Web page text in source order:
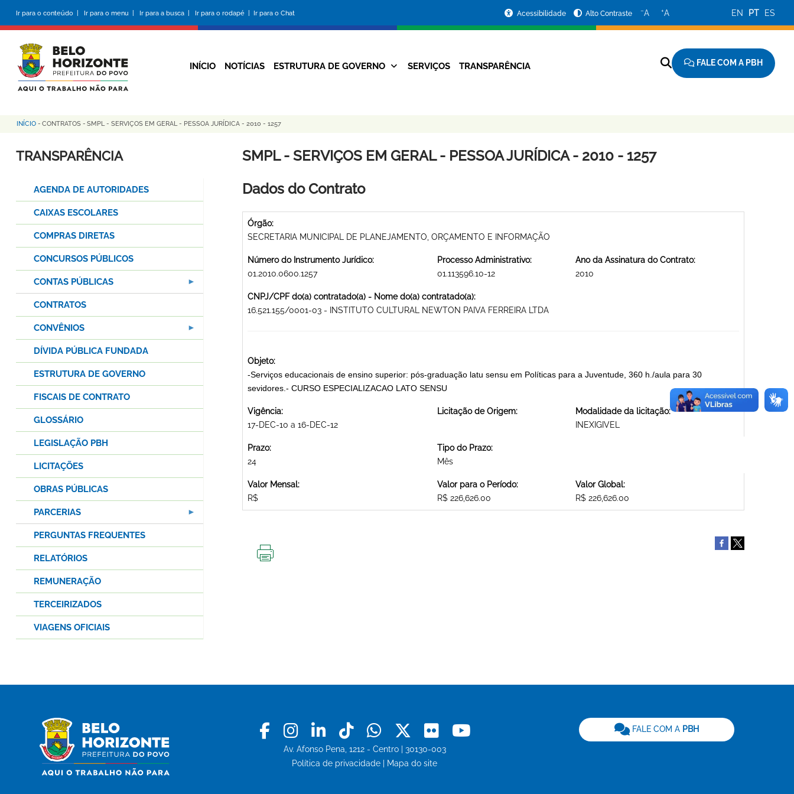
conteúdo
principal
Ir para o conteúdo | Ir para o menu | Ir para a busca | Ir para o rodapé | Ir para o Chat
da
Prefeitura
Acessibilidade Alto Contraste −A +A EN PT ES
Navegação
INÍCIO NOTÍCIAS ESTRUTURA DE GOVERNO SERVIÇOS TRANSPARÊNCIA FALE COM A PBH
Trilha
de
INÍCIO - CONTRATOS - SMPL - SERVIÇOS EM GERAL - PESSOA JURÍDICA - 2010 - 1257
SMPL - SERVIÇOS EM GERAL - PESSOA JURÍDICA - 2010 - 1257
Dados do Contrato
Órgão:
SECRETARIA MUNICIPAL DE PLANEJAMENTO, ORÇAMENTO E INFORMAÇÃO
Número do Instrumento Jurídico:
01.2010.0600.1257
Processo Administrativo:
01.113596.10-12
Ano da Assinatura do Contrato:
2010
CNPJ/CPF do(a) contratado(a) - Nome do(a) contratado(a):
16.521.155/0001-03 - INSTITUTO CULTURAL NEWTON PAIVA FERREIRA LTDA
Objeto:
-Serviços educacionais de ensino superior: pós-graduação latu sensu em Políticas para a Juventude, 360 h./aula para 30
sevidores.- CURSO ESPECIALIZACAO LATO SENSU
Vigência:
17-DEC-10 a 16-DEC-12
Licitação de Origem:
Modalidade da licitação:
INEXIGIVEL
Prazo:
24
Tipo do Prazo:
Mês
Valor Mensal:
R$
Valor para o Período:
R$ 226,626.00
Valor Global:
R$ 226,626.00
TRANSPARÊNCIA
AGENDA DE AUTORIDADES
CAIXAS ESCOLARES
COMPRAS DIRETAS
CONCURSOS PÚBLICOS
CONTAS PÚBLICAS
CONTRATOS
CONVÊNIOS
DÍVIDA PÚBLICA FUNDADA
ESTRUTURA DE GOVERNO
FISCAIS DE CONTRATO
GLOSSÁRIO
LEGISLAÇÃO PBH
LICITAÇÕES
OBRAS PÚBLICAS
PARCERIAS
PERGUNTAS FREQUENTES
RELATÓRIOS
REMUNERAÇÃO
TERCEIRIZADOS
VIAGENS OFICIAIS
Facebook
Instagram
LinkedinTiktokWhatsapp
X Flickr
Av. Afonso Pena, 1212 - Centro | 30130-003
Política de privacidade
Mapa do site
FALE COM A PBH